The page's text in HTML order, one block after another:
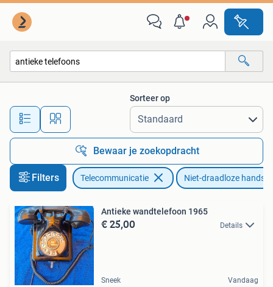
Alle afstanden…
Sorteer op
Bewaar je zoekopdracht
Filters Telecommunicatie Niet-draadloze
Antieke wandtelefoon 1965
€ 25,00 Details
Sneek Vandaag